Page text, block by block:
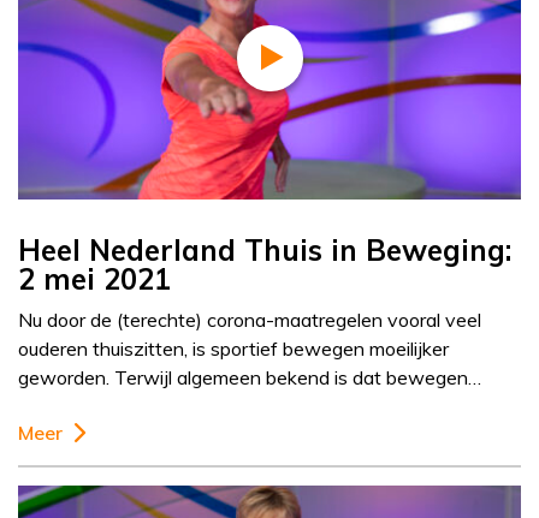
Heel Nederland Thuis in Beweging:
2 mei 2021
Nu door de (terechte) corona-maatregelen vooral veel
ouderen thuiszitten, is sportief bewegen moeilijker
geworden. Terwijl algemeen bekend is dat bewegen…
Meer